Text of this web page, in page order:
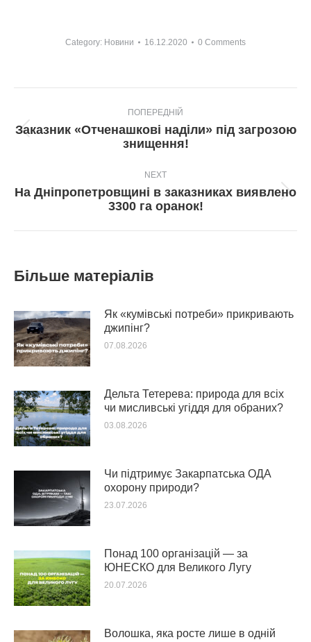
Category: Новини 16.12.2020 0 Comments
navigation
ПОПЕРЕДНІЙ
Попередній
пост:
Заказник «Отченашкові наділи» під загрозою
знищення!
NEXT
Next
post:
На Дніпропетровщині в заказниках виявлено
3300 га оранок!
Більше матеріалів
Як «кумівські потреби» прикривають
джипінг?
07.08.2026
Дельта Тетерева: природа для всіх
чи мисливські угіддя для обраних?
03.08.2026
Чи підтримує Закарпатська ОДА
охорону природи?
23.07.2026
Понад 100 організацій — за
ЮНЕСКО для Великого Лугу
20.07.2026
Волошка, яка росте лише в одній